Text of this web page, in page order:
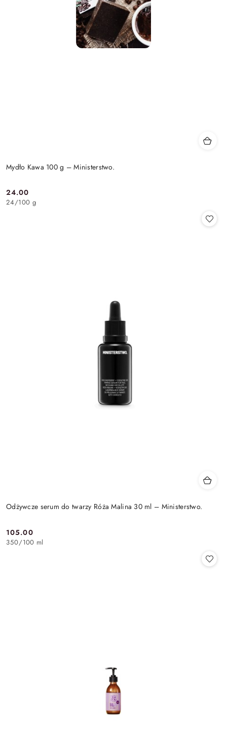
Mydło Kawa 100 g – Ministerstwo.
Cena:
24.00
24/100 g
Odżywcze serum do twarzy Róża Malina 30 ml – Ministerstwo.
Cena:
105.00
350/100 ml